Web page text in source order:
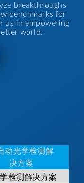
breakthroughs
benchmarks for
us in empowering
world.
检测解决方案